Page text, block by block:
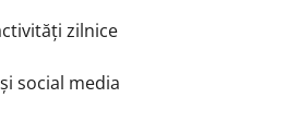
zilnice
social media